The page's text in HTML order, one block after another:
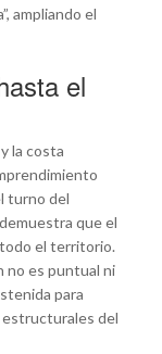
ampliando el
el
la costa
turno del
que el
el territorio.
no es puntual ni
para
estructurales del